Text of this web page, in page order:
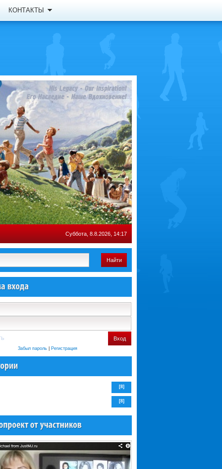
КОНТАКТЫ
Суббота, 8.8.2026, 14:17
Найти
Вход
Забыл пароль Регистрация
[8]
[8]